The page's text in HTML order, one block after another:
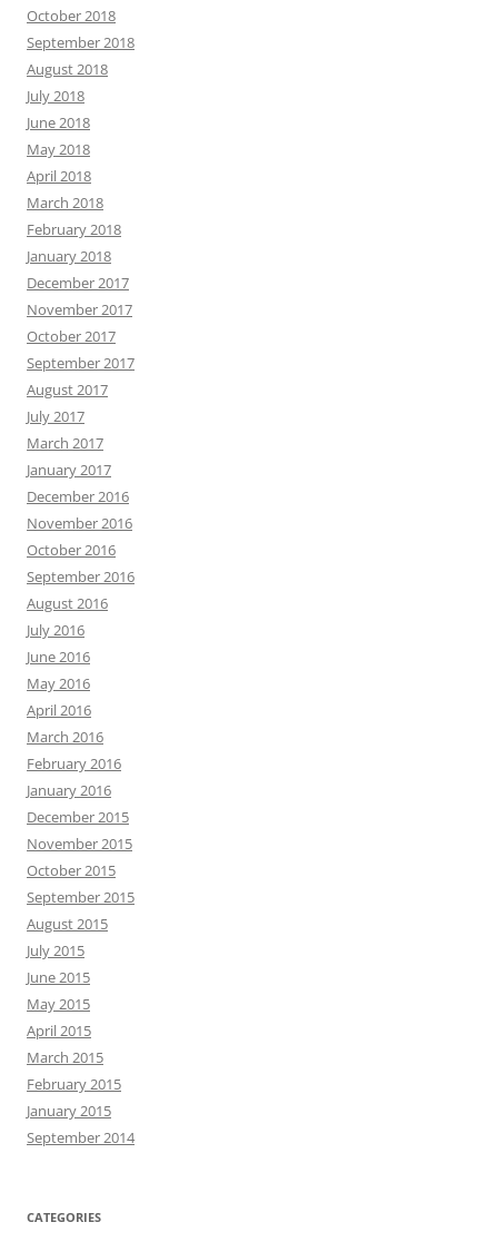
October 2018
September 2018
August 2018
July 2018
June 2018
May 2018
April 2018
March 2018
February 2018
January 2018
December 2017
November 2017
October 2017
September 2017
August 2017
July 2017
March 2017
January 2017
December 2016
November 2016
October 2016
September 2016
August 2016
July 2016
June 2016
May 2016
April 2016
March 2016
February 2016
January 2016
December 2015
November 2015
October 2015
September 2015
August 2015
July 2015
June 2015
May 2015
April 2015
March 2015
February 2015
January 2015
September 2014
CATEGORIES